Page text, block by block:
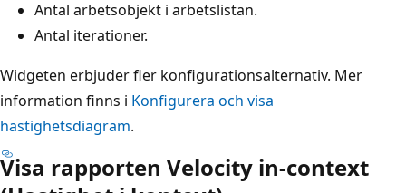
Antal arbetsobjekt i arbetslistan.
Antal iterationer.
Widgeten erbjuder fler konfigurationsalternativ. Mer
information finns i Konfigurera och visa
hastighetsdiagram.
Visa rapporten Velocity in-context